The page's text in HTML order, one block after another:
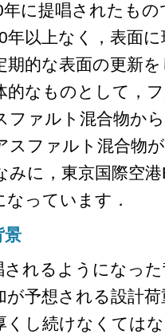
に提唱されたも
年以上なく，表面
期的な表面の更新
的なものとして，
ファルト混合物か
スファルト混合物
みに，東京国際空
っています．
景
れるようになっ
が予想される設計
くし続けなくては